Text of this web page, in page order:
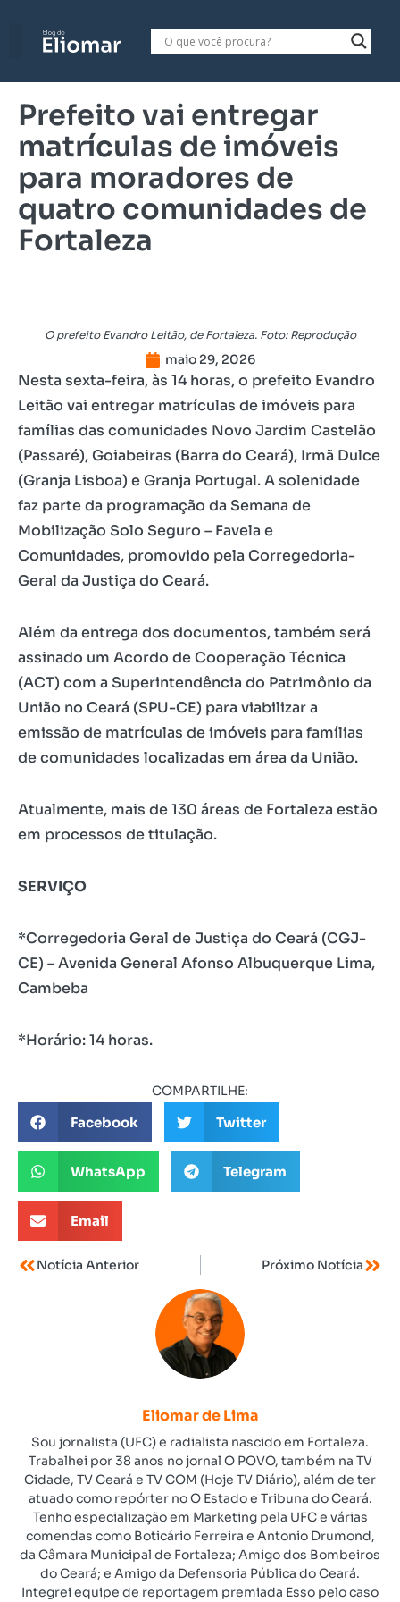
Prefeito vai entregar
matrículas de imóveis
para moradores de
quatro comunidades de
Fortaleza
O prefeito Evandro Leitão, de Fortaleza. Foto: Reprodução
maio 29, 2026
Nesta sexta-feira, às 14 horas, o prefeito Evandro
Leitão vai entregar matrículas de imóveis para
famílias das comunidades Novo Jardim Castelão
(Passaré), Goiabeiras (Barra do Ceará), Irmã Dulce
(Granja Lisboa) e Granja Portugal. A solenidade
faz parte da programação da Semana de
Mobilização Solo Seguro – Favela e
Comunidades, promovido pela Corregedoria-
Geral da Justiça do Ceará.
Além da entrega dos documentos, também será
assinado um Acordo de Cooperação Técnica
(ACT) com a Superintendência do Patrimônio da
União no Ceará (SPU-CE) para viabilizar a
emissão de matrículas de imóveis para famílias
de comunidades localizadas em área da União.
Atualmente, mais de 130 áreas de Fortaleza estão
em processos de titulação.
SERVIÇO
*Corregedoria Geral de Justiça do Ceará (CGJ-
CE) – Avenida General Afonso Albuquerque Lima,
Cambeba
*Horário: 14 horas.
COMPARTILHE:
Facebook Twitter
WhatsApp Telegram
Email
Notícia Anterior Próximo Notícia
Eliomar de Lima
Sou jornalista (UFC) e radialista nascido em Fortaleza.
Trabalhei por 38 anos no jornal O POVO, também na TV
Cidade, TV Ceará e TV COM (Hoje TV Diário), além de ter
atuado como repórter no O Estado e Tribuna do Ceará.
Tenho especialização em Marketing pela UFC e várias
comendas como Boticário Ferreira e Antonio Drumond,
da Câmara Municipal de Fortaleza; Amigo dos Bombeiros
do Ceará; e Amigo da Defensoria Pública do Ceará.
Integrei equipe de reportagem premiada Esso pelo caso